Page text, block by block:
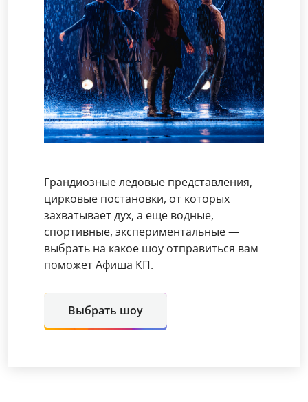
Грандиозные ледовые представления,
цирковые постановки, от которых
захватывает дух, а еще водные,
спортивные, экспериментальные —
выбрать на какое шоу отправиться вам
поможет Афиша КП.
Выбрать шоу